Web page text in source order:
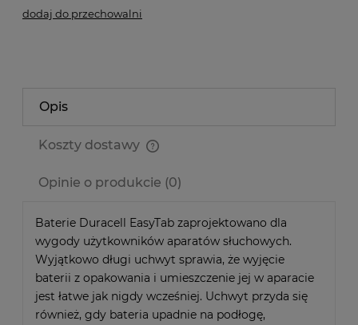
dodaj do przechowalni
Opis
Koszty dostawy
Opinie o produkcie (0)
Baterie Duracell EasyTab zaprojektowano dla
wygody użytkowników aparatów słuchowych.
Wyjątkowo długi uchwyt sprawia, że wyjęcie
baterii z opakowania i umieszczenie jej w aparacie
jest łatwe jak nigdy wcześniej. Uchwyt przyda się
również, gdy bateria upadnie na podłogę,